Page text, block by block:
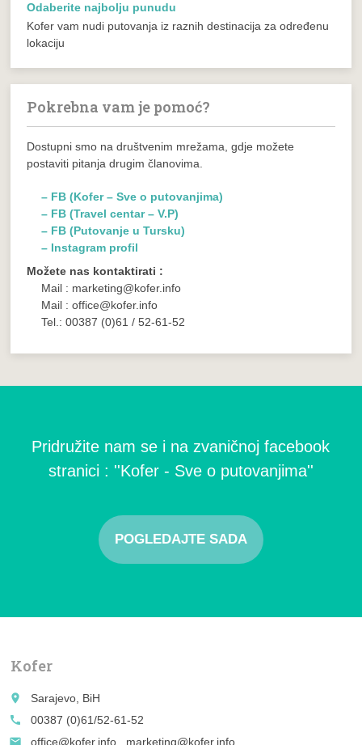
Odaberite najbolju punudu
Kofer vam nudi putovanja iz raznih destinacija za određenu
lokaciju
Pokrebna vam je pomoć?
Dostupni smo na društvenim mrežama, gdje možete
postaviti pitanja drugim članovima.
– FB (Kofer – Sve o putovanjima)
– FB (Travel centar – V.P)
– FB (Putovanje u Tursku)
– Instagram profil
Možete nas kontaktirati :
Mail : marketing@kofer.info
Mail : office@kofer.info
Tel.: 00387 (0)61 / 52-61-52
Pridružite nam se i na zvaničnoj facebook
stranici : ''Kofer - Sve o putovanjima''
POGLEDAJTE SADA
Kofer
place
Sarajevo, BiH
call
00387 (0)61/52-61-52
email
office@kofer.info , marketing@kofer.info